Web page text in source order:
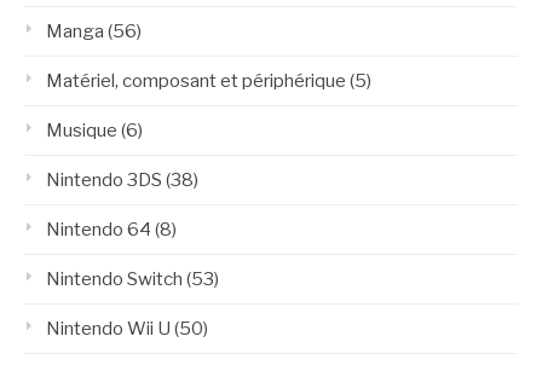
Manga (56)
Matériel, composant et périphérique (5)
Musique (6)
Nintendo 3DS (38)
Nintendo 64 (8)
Nintendo Switch (53)
Nintendo Wii U (50)